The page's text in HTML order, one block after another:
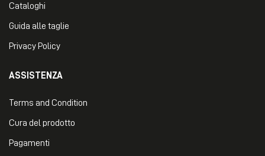
Cataloghi
Guida alle taglie
Privacy Policy
ASSISTENZA
Terms and Condition
Cura del prodotto
Pagamenti